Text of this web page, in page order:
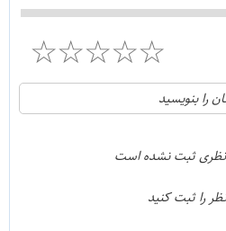
☆
☆
☆
☆
☆
0
0
را بنویسید
نظری ثبت نشده است
را ثبت کنید